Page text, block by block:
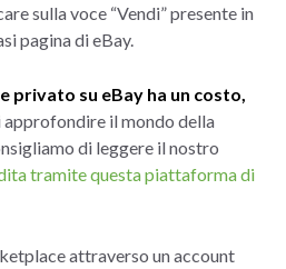
sulla voce “Vendi” presente in
pagina di eBay.
privato su eBay ha un costo,
approfondire il mondo della
di leggere il nostro
tramite questa piattaforma di
attraverso un account